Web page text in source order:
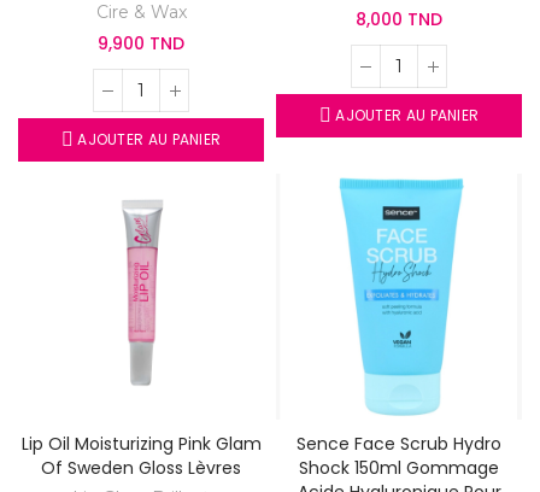
Cire & Wax
9,900 TND
AJOUTER AU PANIER
8,000 TND
AJOUTER AU PANIER
Lip Oil Moisturizing Pink Glam
Of Sweden Gloss Lèvres
Sence Face Scrub Hydro
Shock 150ml Gommage